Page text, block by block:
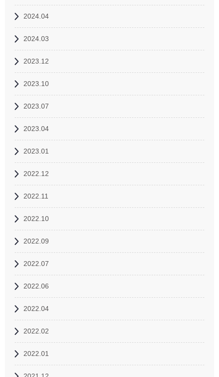
2024.04
2024.03
2023.12
2023.10
2023.07
2023.04
2023.01
2022.12
2022.11
2022.10
2022.09
2022.07
2022.06
2022.04
2022.02
2022.01